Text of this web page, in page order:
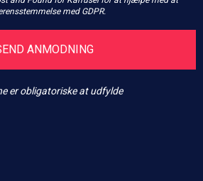
med GDPR.
ANMODNING
er obligatoriske at udfylde